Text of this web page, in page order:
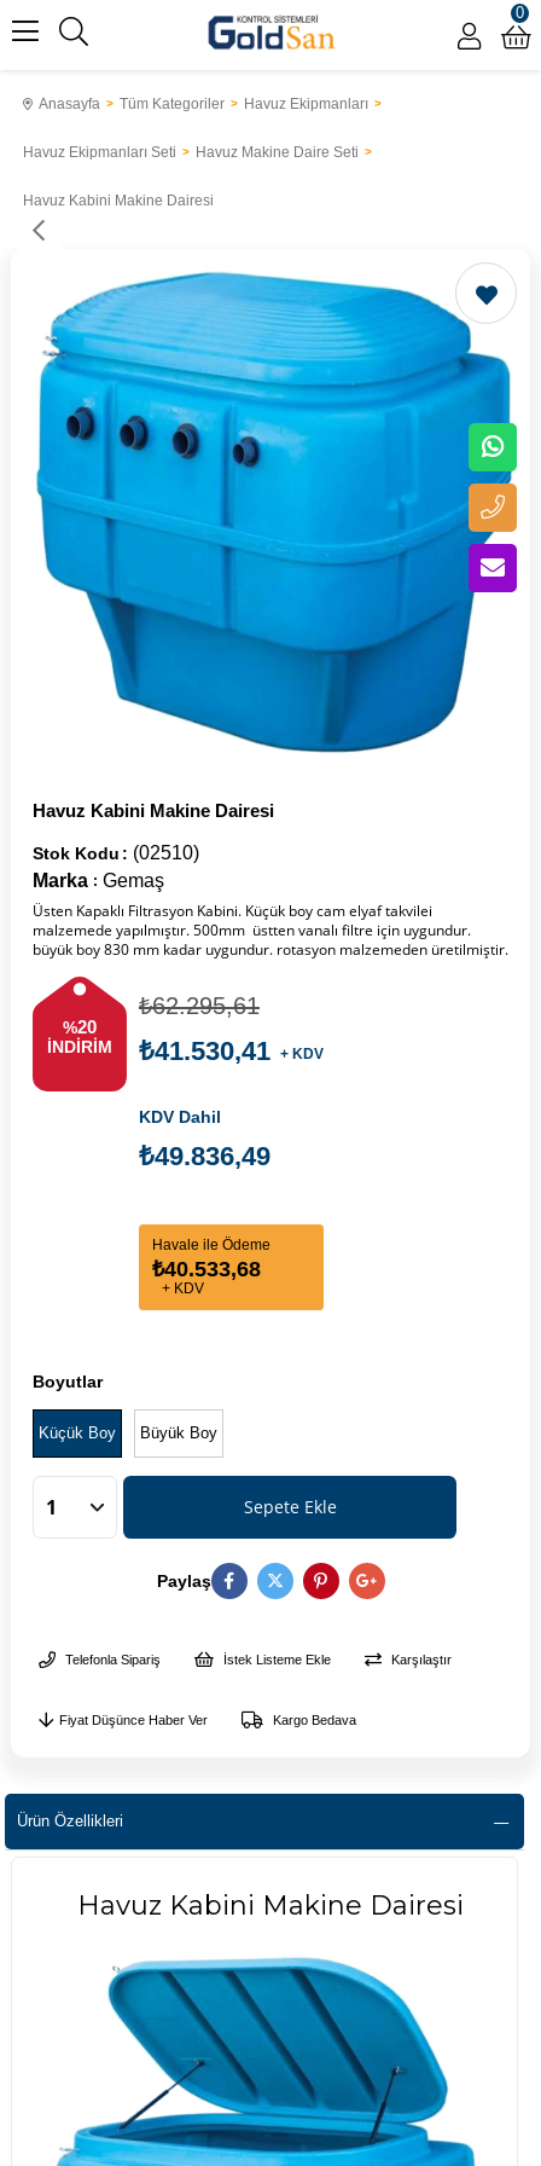
0
Anasayfa Tüm Kategoriler Havuz Ekipmanları
Havuz Ekipmanları Seti Havuz Makine Daire Seti
Havuz Kabini Makine Dairesi
Havuz Kabini Makine Dairesi
(02510)
Stok Kodu
Marka : Gemaş
Üsten Kapaklı Filtrasyon Kabini. Küçük boy cam elyaf takvilei
malzemede yapılmıştır. 500mm üstten vanalı filtre için uygundur.
büyük boy 830 mm kadar uygundur. rotasyon malzemeden üretilmiştir.
%20
İNDIRIM
₺62.295,61
₺41.530,41 + KDV
KDV Dahil
₺49.836,49
Havale ile Ödeme
₺40.533,68
+ KDV
Boyutlar
Küçük Boy Büyük Boy
Paylaş
Telefonla Sipariş İstek Listeme Ekle Karşılaştır
Fiyat Düşünce Haber Ver Kargo Bedava
Ürün Özellikleri
Havuz Kabini Makine Dairesi